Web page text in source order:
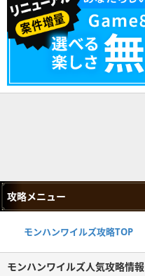
攻略メニュー
モンハンワイルズ攻略TOP
モンハンワイルズ人気攻略情報